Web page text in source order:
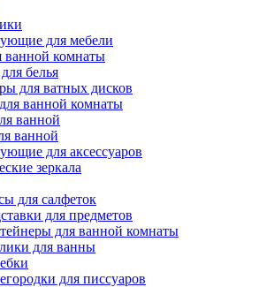
для мебели
ванной комнаты
белья
для ватных дисков
ванной комнаты
ванной
ванной
для аксессуаров
зеркала
для салфеток
для предметов
для ванной комнаты
для ванны
для писсуаров